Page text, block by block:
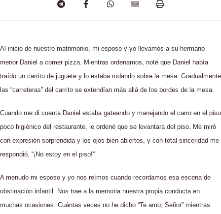
Al inicio de nuestro matrimonio, mi esposo y yo llevamos a su hermano
menor Daniel a comer pizza. Mientras ordenamos, noté que Daniel había
traído un carrito de juguete y lo estaba rodando sobre la mesa. Gradualmente
las “carreteras” del carrito se extendían más allá de los bordes de la mesa.
Cuando me di cuenta Daniel estaba gateando y manejando el carro en el piso
poco higiénico del restaurante, le ordené que se levantara del piso. Me miró
con expresión sorprendida y los ojos bien abiertos, y con total sinceridad me
respondió, “¡No estoy en el piso!”
A menudo mi esposo y yo nos reímos cuando recordamos esa escena de
obstinación infantil. Nos trae a la memoria nuestra propia conducta en
muchas ocasiones. Cuántas veces no he dicho “Te amo, Señor” mientras